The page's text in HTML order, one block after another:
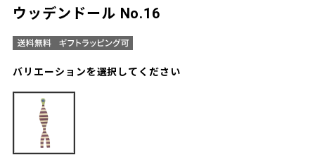
ウッデンドール No.16
バリエーションを選択してください